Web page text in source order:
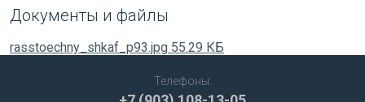
Документы и файлы
rasstoechny_shkaf_p93.jpg 55.29 КБ
Телефоны: